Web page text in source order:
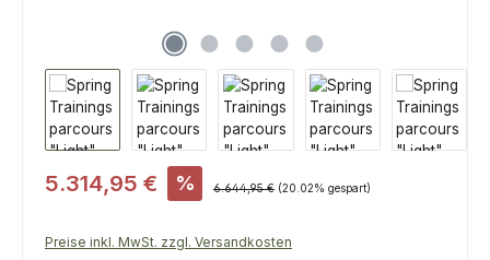
Verkaufspreis:
5.314,95 € % Regulärer Preis:
6.644,95 € (20.02% gespart)
Preise inkl. MwSt. zzgl. Versandkosten